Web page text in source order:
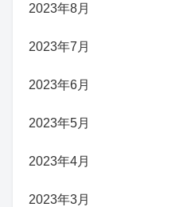
2023年8月
2023年7月
2023年6月
2023年5月
2023年4月
2023年3月